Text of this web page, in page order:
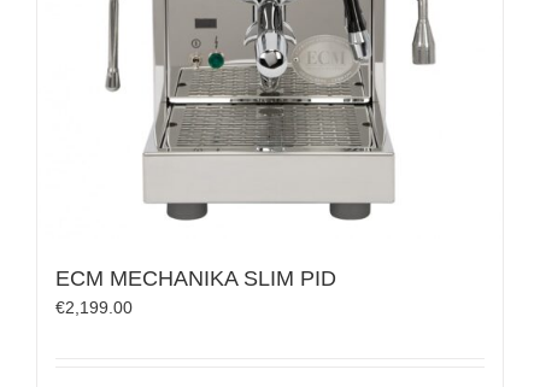
ECM MECHANIKA SLIM PID
€2,199.00